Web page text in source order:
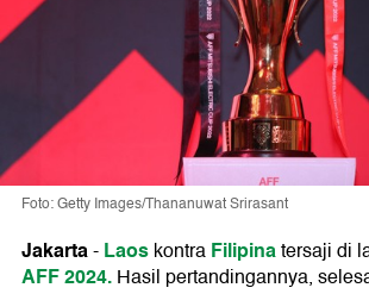
Foto: Getty Images/Thananuwat Srirasant
Jakarta-LaoskontraFilipinatersaji di
AFF 2024.Hasil pertandingannya,